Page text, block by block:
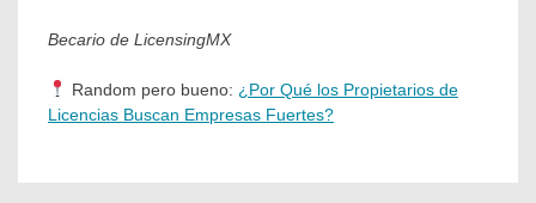
Becario de LicensingMX
Random pero bueno: ¿Por Qué los Propietarios de
Licencias Buscan Empresas Fuertes?